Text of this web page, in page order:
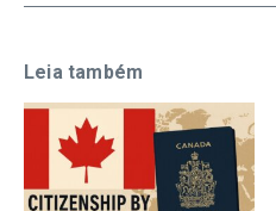
Leia também